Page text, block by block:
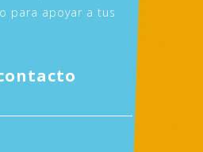
para apoyar a tus